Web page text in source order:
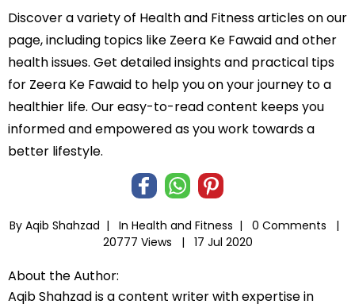
Discover a variety of Health and Fitness articles on our
page, including topics like Zeera Ke Fawaid and other
health issues. Get detailed insights and practical tips
for Zeera Ke Fawaid to help you on your journey to a
healthier life. Our easy-to-read content keeps you
informed and empowered as you work towards a
better lifestyle.
By Aqib Shahzad | In Health and Fitness |
0 Comments |
20777 Views |
17 Jul 2020
About the Author:
Aqib Shahzad is a content writer with expertise in